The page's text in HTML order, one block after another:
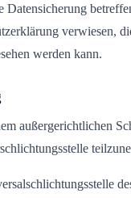
Datensicherung
verwiesen,
werden kann.
außergerichtlichen